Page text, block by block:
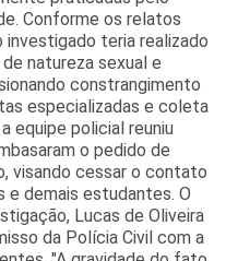
Conforme os relatos
investigado teria realizado
natureza sexual e
constrangimento
especializadas e coleta
equipe policial reuniu
o pedido de
visando cessar o contato
e demais estudantes. O
Lucas de Oliveira
da Polícia Civil com a